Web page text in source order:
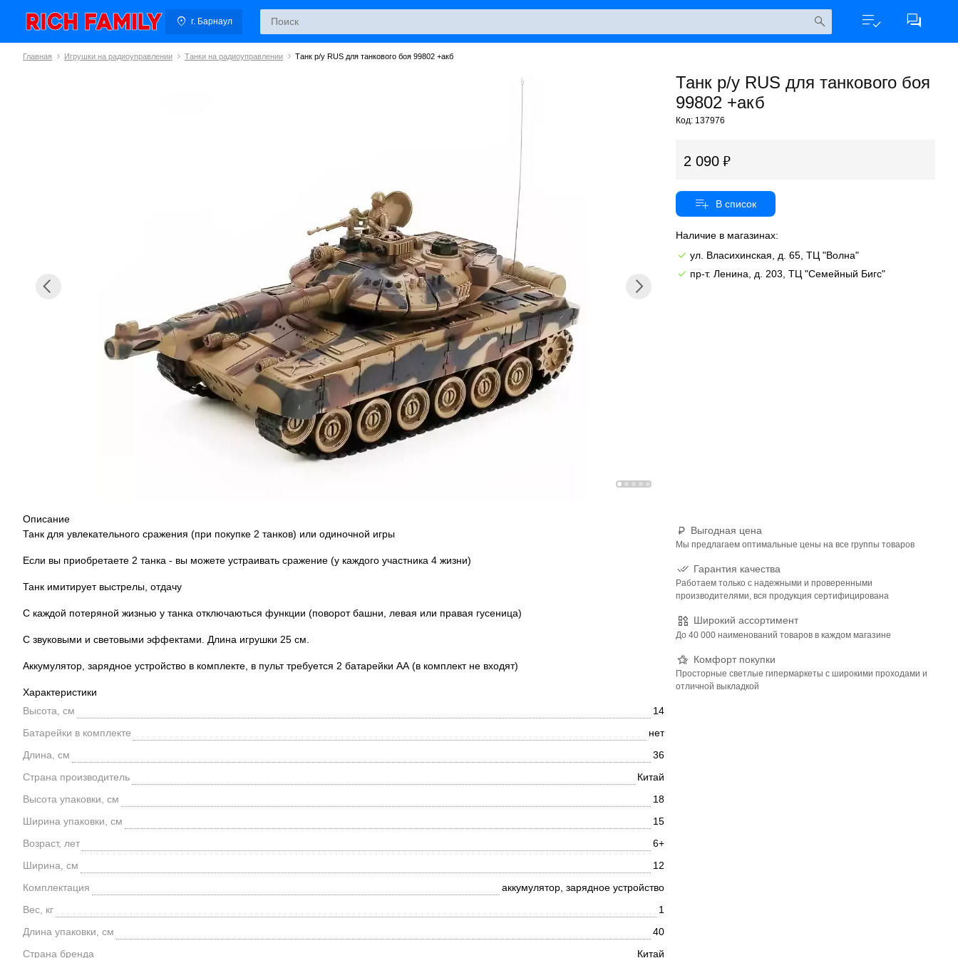
г. Барнаул
Главная Игрушки на радиоуправлении Танки на радиоуправлении Танк р/у RUS для танкового боя 99802 +акб
Танк р/у RUS для танкового боя
99802 +акб
Код: 137976
play_arrow
2 090
Наличие в магазинах:
ул. Власихинская, д. 65, ТЦ "Волна"
пр-т. Ленина, д. 203, ТЦ "Семейный Бигс"
Описание
Танк для увлекательного сражения (при покупке 2 танков) или одиночной игры
Если вы приобретаете 2 танка - вы можете устраивать сражение (у каждого участника 4 жизни)
Танк имитирует выстрелы, отдачу
С каждой потеряной жизнью у танка отключаються функции (поворот башни, левая или правая гусеница)
С звуковыми и световыми эффектами. Длина игрушки 25 см.
Аккумулятор, зарядное устройство в комплекте, в пульт требуется 2 батарейки АА (в комплект не входят)
Выгодная цена
Мы предлагаем оптимальные цены на все группы товаров
Гарантия качества
Работаем только с надежными и проверенными
производителями, вся продукция сертифицирована
Широкий ассортимент
До 40 000 наименований товаров в каждом магазине
Комфорт покупки
Просторные светлые гипермаркеты с широкими проходами и
отличной выкладкой
Характеристики
Высота, см
14
Батарейки в комплекте
нет
Длина, см
36
Страна производитель
Китай
Высота упаковки, см
18
Ширина упаковки, см
15
Возраст, лет
6+
Ширина, см
12
Комплектация
аккумулятор, зарядное устройство
Вес, кг
1
Длина упаковки, см
40
Страна бренда
Китай